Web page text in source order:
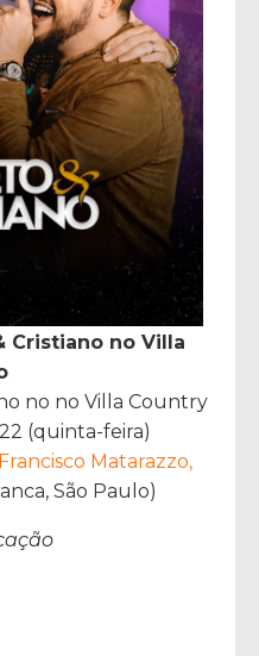
Cristiano no Villa
no no Villa Country
(quinta-feira)
Matarazzo,
São Paulo)